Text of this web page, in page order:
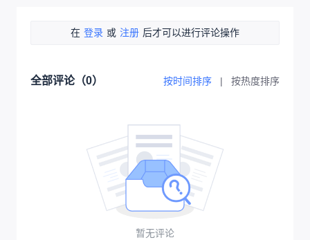
在 登录 或 注册 后才可以进行评论操作
全部评论（0） 按时间排序 | 按热度排序
暂无评论